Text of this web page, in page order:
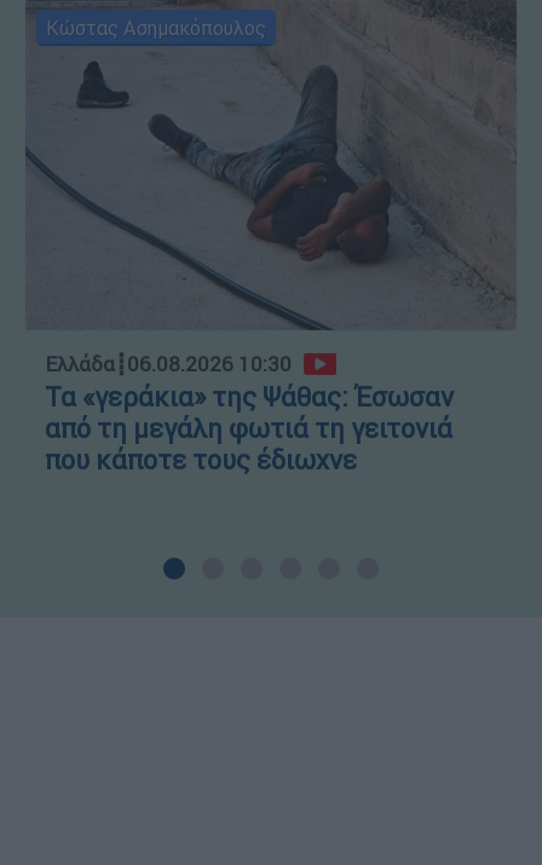
Κώστας Ασημακόπουλος
Ελλάδα┋06.08.2026 10:30
Τα «γεράκια» της Ψάθας: Έσωσαν
από τη μεγάλη φωτιά τη γειτονιά
που κάποτε τους έδιωχνε